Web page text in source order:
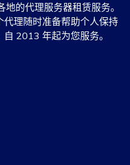
惯了一定级别的服
到了我的预期，而且凭
的代理服务器租赁服务。
理随时准备帮助个人保持
2013 年起为您服务。